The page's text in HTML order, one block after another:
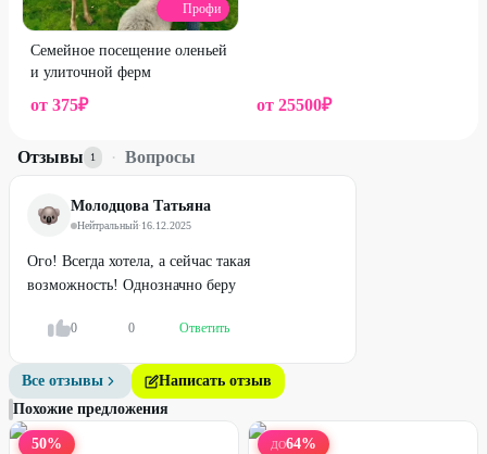
Профи
Семейное посещение оленьей
и улиточной ферм
от 375₽ от 25500₽
Отзывы 1 · Вопросы
Молодцова Татьяна
Нейтральный·16.12.2025
Ого! Всегда хотела, а сейчас такая
возможность! Однозначно беру
0 0 Ответить
Все отзывы
Написать отзыв
Похожие предложения
50% ДО64%